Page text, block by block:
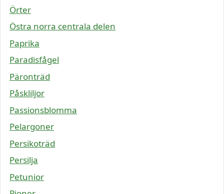
Örter
Östra norra centrala delen
Paprika
Paradisfågel
Päronträd
Påskliljor
Passionsblomma
Pelargoner
Persikoträd
Persilja
Petunior